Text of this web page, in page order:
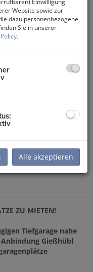
ZU MIETEN!
Tiefgarage nahe
Gießhübl
Einwilligung
Website sowie zur
dazu personenbezogene
Sie in unserer
.
Alle akzeptieren